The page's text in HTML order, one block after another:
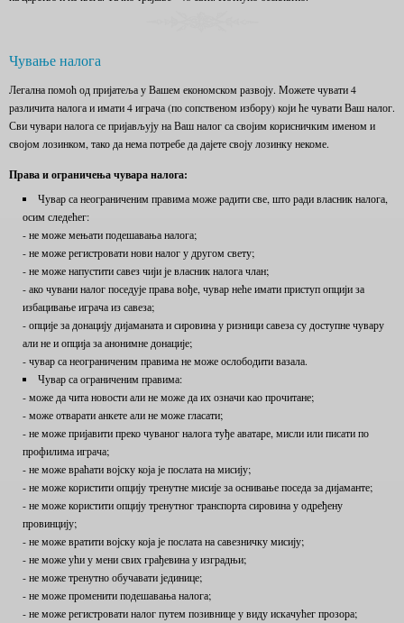
Чување налога
Легална помоћ од пријатеља у Вашем економском развоју. Можете чувати 4
различита налога и имати 4 играча (по сопственом избору) који ће чувати Ваш налог.
Сви чувари налога се пријављују на Ваш налог са својим корисничким именом и
својом лозинком, тако да нема потребе да дајете своју лозинку некоме.
Права и ограничења чувара налога:
Чувар са неограниченим правима може радити све, што ради власник налога,
осим следећег:
- не може мењати подешавања налога;
- не може регистровати нови налог у другом свету;
- не може напустити савез чији је власник налога члан;
- ако чувани налог поседује права вође, чувар неће имати приступ опцији за
избацивање играча из савеза;
- опције за донацију дијаманата и сировина у ризници савеза су доступне чувару
али не и опција за анонимне донације;
- чувар са неограниченим правима не може ослободити вазала.
Чувар са ограниченим правима:
- може да чита новости али не може да их означи као прочитане;
- може отварати анкете али не може гласати;
- не може пријавити преко чуваног налога туђе аватаре, мисли или писати по
профилима играча;
- не може враћати војску која је послата на мисију;
- не може користити опцију тренутне мисије за оснивање поседа за дијаманте;
- не може користити опцију тренутног транспорта сировина у одређену
провинцију;
- не може вратити војску која је послата на савезничку мисију;
- не може ући у мени свих грађевина у изградњи;
- не може тренутно обучавати јединице;
- не може променити подешавања налога;
- не може регистровати налог путем позивнице у виду искачућег прозора;